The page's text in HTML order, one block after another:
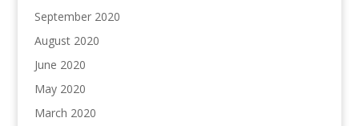
September 2020
August 2020
June 2020
May 2020
March 2020